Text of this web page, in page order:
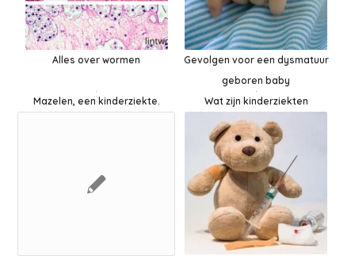
Alles over wormen
Gevolgen voor een dysmatuur
geboren baby
Mazelen, een kinderziekte.
Wat zijn kinderziekten